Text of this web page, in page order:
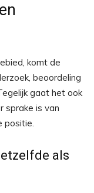
komt de
beoordeling
gaat het ook
sprake is van
positie.
als